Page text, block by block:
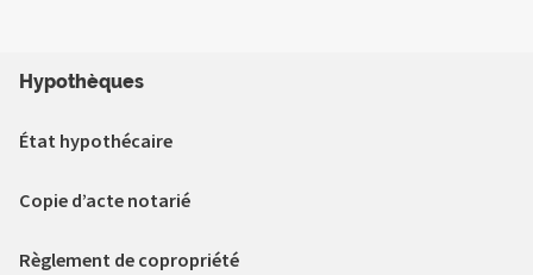
Hypothèques
État hypothécaire
Copie d’acte notarié
Règlement de copropriété